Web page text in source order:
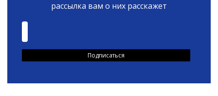
рассылка вам о них расскажет